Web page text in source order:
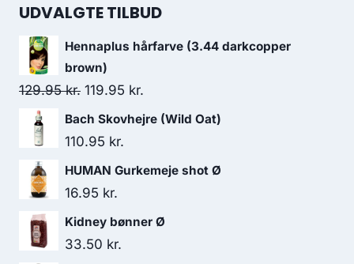
103.00 kr..
UDVALGTE TILBUD
Hennaplus hårfarve (3.44 darkcopper
brown)
129.95kr. Den
oprindelige
pris
129.95 kr..
119.95 kr.
aktuelle
Bach Skovhejre (Wild Oat)
110.95 kr.
HUMAN Gurkemeje shot Ø
16.95 kr.
Kidney bønner Ø
33.50 kr.